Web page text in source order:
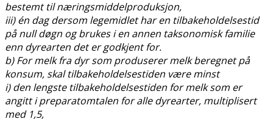
bestemt til næringsmiddelproduksjon,
iii) én dag dersom legemidlet har en tilbakeholdelsestid
på null døgn og brukes i en annen taksonomisk familie
enn dyrearten det er godkjent for.
b) For melk fra dyr som produserer melk beregnet på
konsum, skal tilbakeholdelsestiden være minst
i) den lengste tilbakeholdelsestiden for melk som er
angitt i preparatomtalen for alle dyrearter, multiplisert
med 1,5,